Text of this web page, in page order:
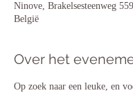
Ninove, Brakelsesteenweg
België
Over het
Op zoek naar een leuke, en